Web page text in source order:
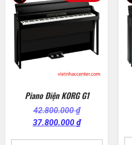
Piano Điện KORG G1
42.800.000₫
37.800.000 ₫